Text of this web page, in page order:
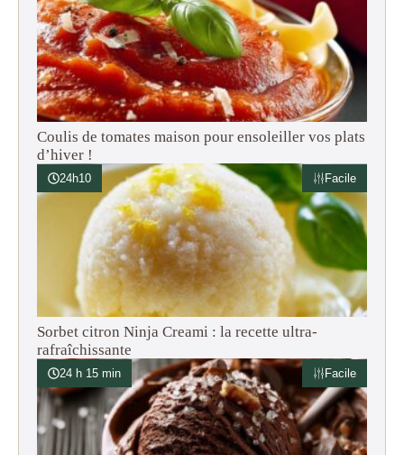
Coulis de tomates maison pour ensoleiller vos plats
d’hiver !
24h10 Facile
Sorbet citron Ninja Creami : la recette ultra-
rafraîchissante
24 h 15 min Facile